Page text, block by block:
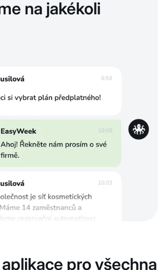
na jakékoli
pro všechna